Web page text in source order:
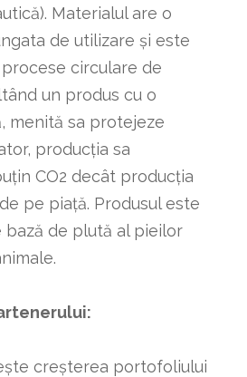
Materialul are o
de utilizare și este
circulare de
un produs cu o
menită sa protejeze
producția sa
CO2 decât producția
pe piață. Produsul este
de plută al pieilor
creșterea portofoliului